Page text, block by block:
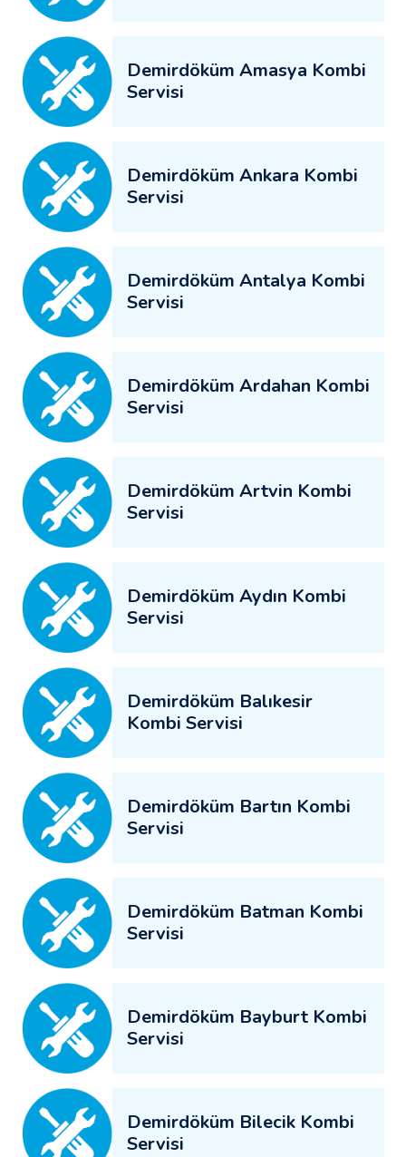
Demirdöküm Amasya Kombi
Servisi
Demirdöküm Ankara Kombi
Servisi
Demirdöküm Antalya Kombi
Servisi
Demirdöküm Ardahan Kombi
Servisi
Demirdöküm Artvin Kombi
Servisi
Demirdöküm Aydın Kombi
Servisi
Demirdöküm Balıkesir
Kombi Servisi
Demirdöküm Bartın Kombi
Servisi
Demirdöküm Batman Kombi
Servisi
Demirdöküm Bayburt Kombi
Servisi
Demirdöküm Bilecik Kombi
Servisi